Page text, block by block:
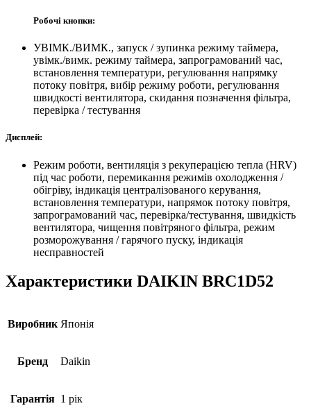
Робочі кнопки:
УВІМК./ВИМК., запуск / зупинка режиму таймера,
увімк./вимк. режиму таймера, запрограмований час,
встановлення температури, регулювання напрямку
потоку повітря, вибір режиму роботи, регулювання
швидкості вентилятора, скидання позначення фільтра,
перевірка / тестування
Дисплей:
Режим роботи, вентиляція з рекуперацією тепла (HRV)
під час роботи, перемикання режимів охолодження /
обігріву, індикація централізованого керування,
встановлення температури, напрямок потоку повітря,
запрограмований час, перевірка/тестування, швидкість
вентилятора, чищення повітряного фільтра, режим
розморожування / гарячого пуску, індикація
несправностей
Характеристики DAIKIN BRC1D52
Виробник Японія
Бренд Daikin
Гарантія 1 рік